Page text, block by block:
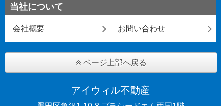
当社について
会社概要 お問い合わせ
ページ上部へ戻る
アイウィル不動産